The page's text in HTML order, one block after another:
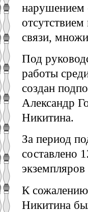
нарушением
связи,
Под
работы
создан
Александр
Никитина.
За период
составлено
К
Никитина